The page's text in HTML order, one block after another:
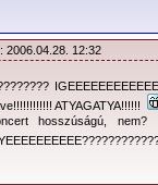
2006.04.28. 12:32
ATYAGATYA!!!!!!
hosszúságú,